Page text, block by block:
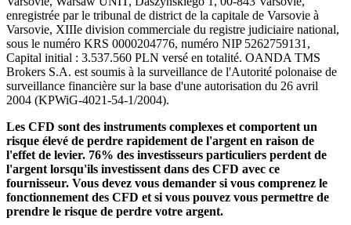
enregistrée par le tribunal de district de la capitale de Varsovie à
Varsovie, XIIIe division commerciale du registre judiciaire national,
sous le numéro KRS 0000204776, numéro NIP 5262759131,
Capital initial : 3.537.560 PLN versé en totalité. OANDA TMS
Brokers S.A. est soumis à la surveillance de l'Autorité polonaise de
surveillance financière sur la base d'une autorisation du 26 avril
2004 (KPWiG-4021-54-1/2004).
Les CFD sont des instruments complexes et comportent un
risque élevé de perdre rapidement de l'argent en raison de
l'effet de levier. 76% des investisseurs particuliers perdent de
l'argent lorsqu'ils investissent dans des CFD avec ce
fournisseur. Vous devez vous demander si vous comprenez le
fonctionnement des CFD et si vous pouvez vous permettre de
prendre le risque de perdre votre argent.